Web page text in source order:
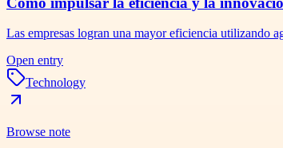
Las empresas logran una mayor eficiencia utilizando
Open entry
Technology
Browse note